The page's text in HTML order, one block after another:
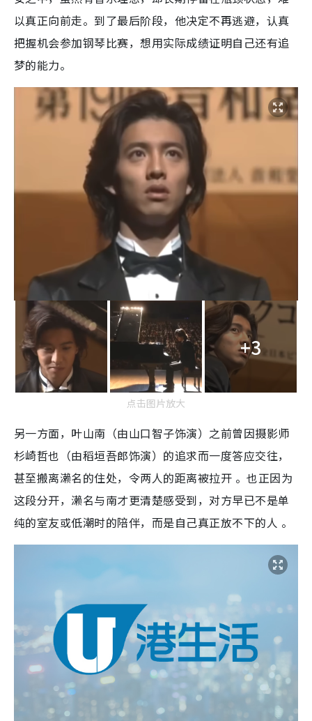
以真正向前走。到了最后阶段，他决定不再逃避，认真
把握机会参加钢琴比赛，想用实际成绩证明自己还有追
梦的能力。
+3
点击图片放大
另一方面，叶山南（由山口智子饰演）之前曾因摄影师
杉崎哲也（由稻垣吾郎饰演）的追求而一度答应交往，
甚至搬离濑名的住处，令两人的距离被拉开 。也正因为
这段分开，濑名与南才更清楚感受到，对方早已不是单
纯的室友或低潮时的陪伴，而是自己真正放不下的人 。